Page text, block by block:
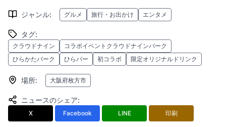
ジャンル: グルメ 旅行・お出かけ エンタメ
タグ:
クラウドナイン
コラボイベントクラウドナインパーク
ひらかたパーク
ひらパー 初コラボ 限定オリジナルドリンク
場所: 大阪府枚方市
ニュースのシェア:
X Facebook LINE 印刷